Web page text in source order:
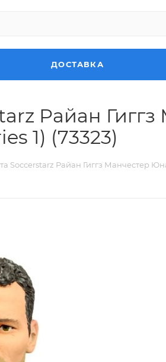
ДОСТАВКА
Райан
1) (73323)
Soccerstarz Райан Гиггз Манчестер